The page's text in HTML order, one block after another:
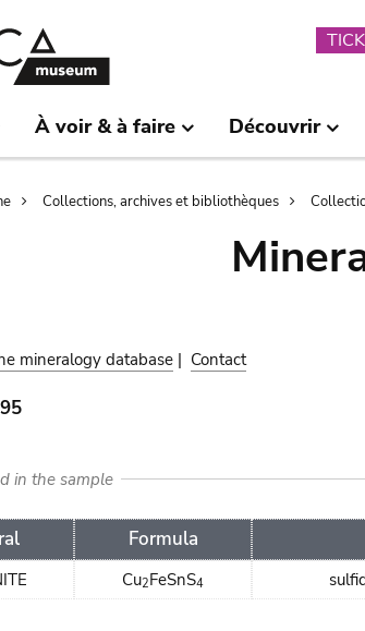
À voir & à faire Découvrir
Collections, archives et bibliothèques
mineralogy database | Contact
in the sample
Formula
Cu2FeSnS4